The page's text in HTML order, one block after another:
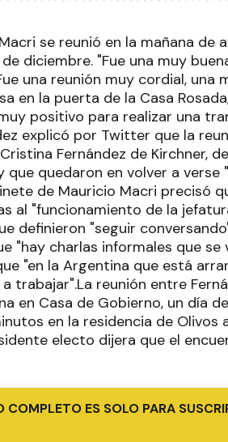
se reunió en la mañana de
diciembre. "Fue una muy
una reunión muy cordial, una
en la puerta de la Casa
positivo para realizar una
explicó por Twitter que la
Fernández de Kirchner,
quedaron en volver a verse
de Mauricio Macri precisó
al "funcionamiento de la
definieron "seguir
"hay charlas informales que se
"en la Argentina que está
trabajar".La reunión entre
en Casa de Gobierno, un día
en la residencia de Olivos
electo dijera que el
COMPLETO ES SOLO PARA